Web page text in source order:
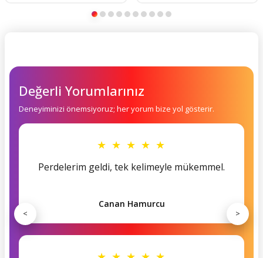
Değerli Yorumlarınız
Deneyiminizi önemsiyoruz; her yorum bize yol gösterir.
★ ★ ★ ★ ★
Perdelerim geldi, tek kelimeyle mükemmel.
Canan Hamurcu
< >